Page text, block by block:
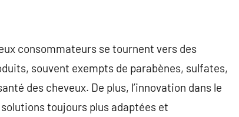
consommateurs se tournent vers des
souvent exempts de parabènes, sulfates,
des cheveux. De plus, l’innovation dans le
toujours plus adaptées et